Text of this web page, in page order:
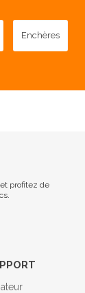
Enchères
profitez de